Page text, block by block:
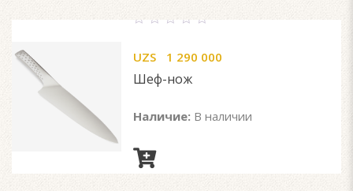
of
UZS 1 290 000
Шеф-нож
Наличие: В наличии